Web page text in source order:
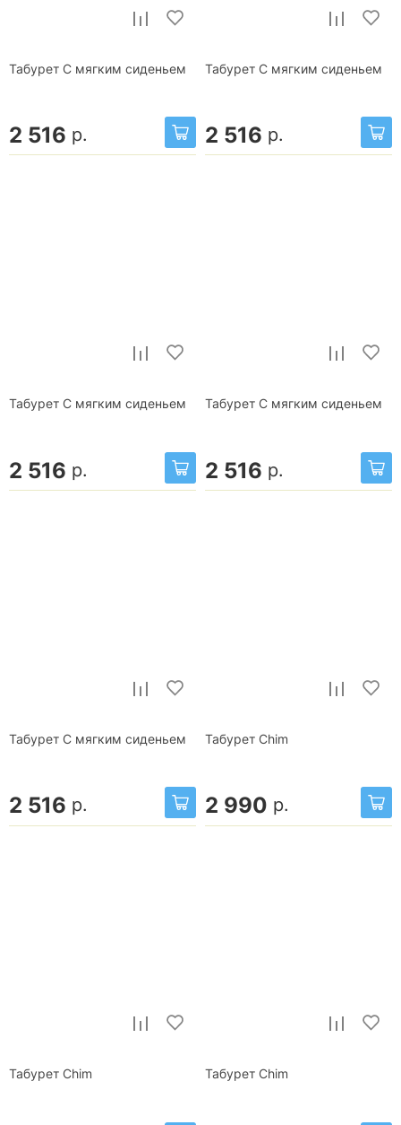
Табурет С мягким сиденьем
2 516 р.
Табурет С мягким сиденьем
2 516 р.
Табурет С мягким сиденьем
2 516 р.
Табурет С мягким сиденьем
2 516 р.
Табурет С мягким сиденьем
2 516 р.
Табурет Chim
2 990 р.
Табурет Chim Табурет Chim